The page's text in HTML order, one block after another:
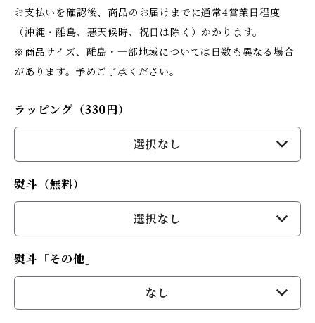
お支払いを確認後、商品のお届けまでに通常4営業日程度
（沖縄・離島、悪天候時、祝日は除く）かかります。
※商品サイズ、離島・一部地域については日数も異なる場合
があります。予めご了承ください。
ラッピング（330円）
選択なし
熨斗（無料）
選択なし
熨斗「その他」
なし